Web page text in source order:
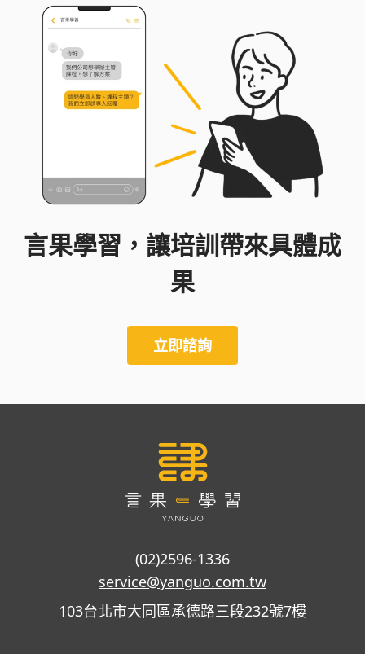
言果學習，讓培訓帶來具體成
果
立即諮詢
(02)2596-1336
service@yanguo.com.tw
103台北市大同區承德路三段232號7樓